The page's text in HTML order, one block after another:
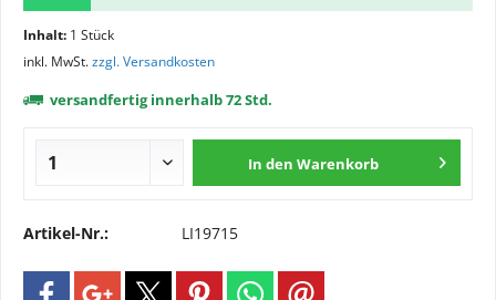
Inhalt: 1 Stück
inkl. MwSt.zzgl. Versandkosten
versandfertig innerhalb 72 Std.
In den Warenkorb
Artikel-Nr.: LI19715